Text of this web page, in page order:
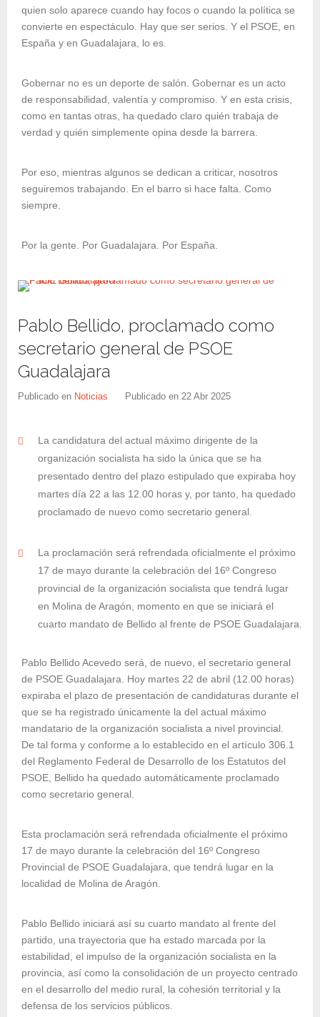
quien solo aparece cuando hay focos o cuando la política se
convierte en espectáculo. Hay que ser serios. Y el PSOE, en
España y en Guadalajara, lo es.
Gobernar no es un deporte de salón. Gobernar es un acto
de responsabilidad, valentía y compromiso. Y en esta crisis,
como en tantas otras, ha quedado claro quién trabaja de
verdad y quién simplemente opina desde la barrera.
Por eso, mientras algunos se dedican a criticar, nosotros
seguiremos trabajando. En el barro si hace falta. Como
siempre.
Por la gente. Por Guadalajara. Por España.
Pablo Bellido, proclamado como
secretario general de PSOE
Guadalajara
Publicado en Noticias Publicado en 22 Abr 2025
La candidatura del actual máximo dirigente de la
organización socialista ha sido la única que se ha
presentado dentro del plazo estipulado que expiraba hoy
martes día 22 a las 12.00 horas y, por tanto, ha quedado
proclamado de nuevo como secretario general.
La proclamación será refrendada oficialmente el próximo
17 de mayo durante la celebración del 16º Congreso
provincial de la organización socialista que tendrá lugar
en Molina de Aragón, momento en que se iniciará el
cuarto mandato de Bellido al frente de PSOE Guadalajara.
Pablo Bellido Acevedo será, de nuevo, el secretario general
de PSOE Guadalajara. Hoy martes 22 de abril (12.00 horas)
expiraba el plazo de presentación de candidaturas durante el
que se ha registrado únicamente la del actual máximo
mandatario de la organización socialista a nivel provincial.
De tal forma y conforme a lo establecido en el artículo 306.1
del Reglamento Federal de Desarrollo de los Estatutos del
PSOE, Bellido ha quedado automáticamente proclamado
como secretario general.
Esta proclamación será refrendada oficialmente el próximo
17 de mayo durante la celebración del 16º Congreso
Provincial de PSOE Guadalajara, que tendrá lugar en la
localidad de Molina de Aragón.
Pablo Bellido iniciará así su cuarto mandato al frente del
partido, una trayectoria que ha estado marcada por la
estabilidad, el impulso de la organización socialista en la
provincia, así como la consolidación de un proyecto centrado
en el desarrollo del medio rural, la cohesión territorial y la
defensa de los servicios públicos.